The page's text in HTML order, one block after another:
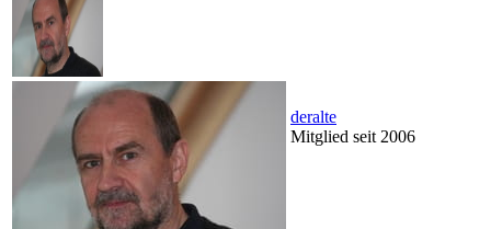
deralte
Mitglied seit 2006